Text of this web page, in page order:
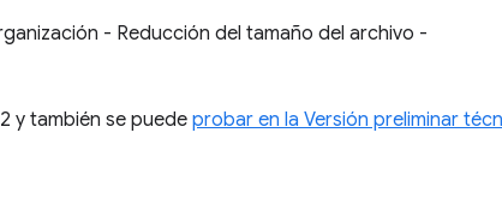
- Reducción del tamaño del archivo -
y también se puede probar en la Versión preliminar